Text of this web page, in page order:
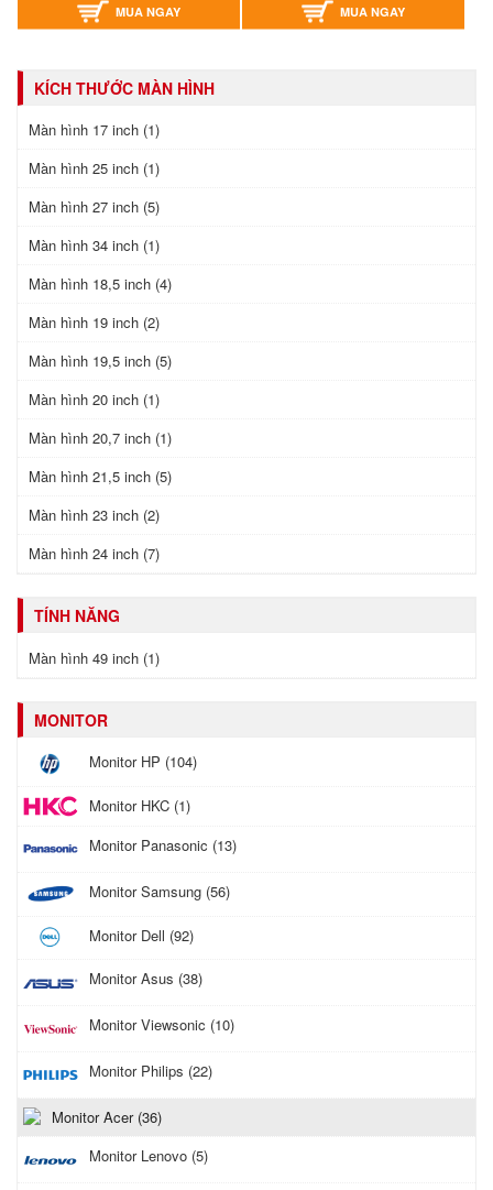
MUA NGAY MUA NGAY
KÍCH THƯỚC MÀN HÌNH
Màn hình 17 inch (1)
Màn hình 25 inch (1)
Màn hình 27 inch (5)
Màn hình 34 inch (1)
Màn hình 18,5 inch (4)
Màn hình 19 inch (2)
Màn hình 19,5 inch (5)
Màn hình 20 inch (1)
Màn hình 20,7 inch (1)
Màn hình 21,5 inch (5)
Màn hình 23 inch (2)
Màn hình 24 inch (7)
TÍNH NĂNG
Màn hình 49 inch (1)
MONITOR
Monitor HP (104)
Monitor HKC (1)
Monitor Panasonic (13)
Monitor Samsung (56)
Monitor Dell (92)
Monitor Asus (38)
Monitor Viewsonic (10)
Monitor Philips (22)
Monitor Acer (36)
Monitor Lenovo (5)